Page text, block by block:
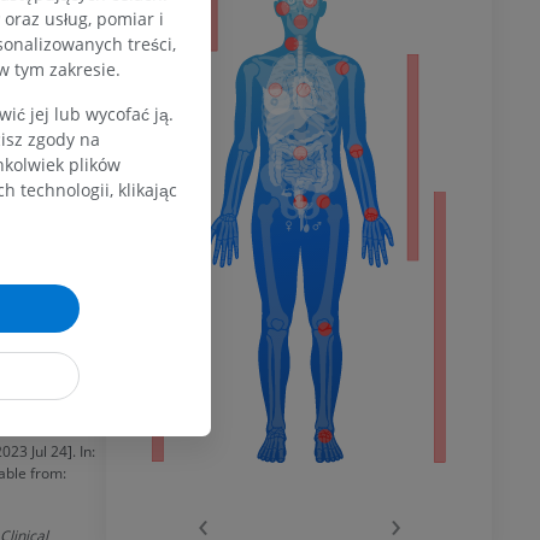
nerwu
powoduje
Jul 24]. In:
from:
Jul 24]. In:
from:
‹ ›
usług, pomiar i
treści,
tym zakresie.
jej lub wycofać ją.
zgody na
plików
technologii, klikając